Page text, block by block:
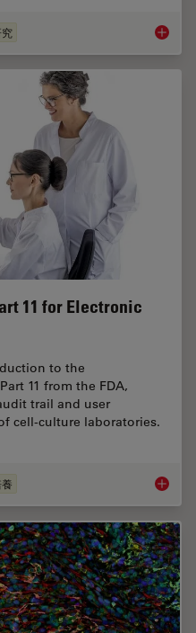
11 for Electronic
to the
11 from the FDA,
trail and user
cell-culture laboratories.